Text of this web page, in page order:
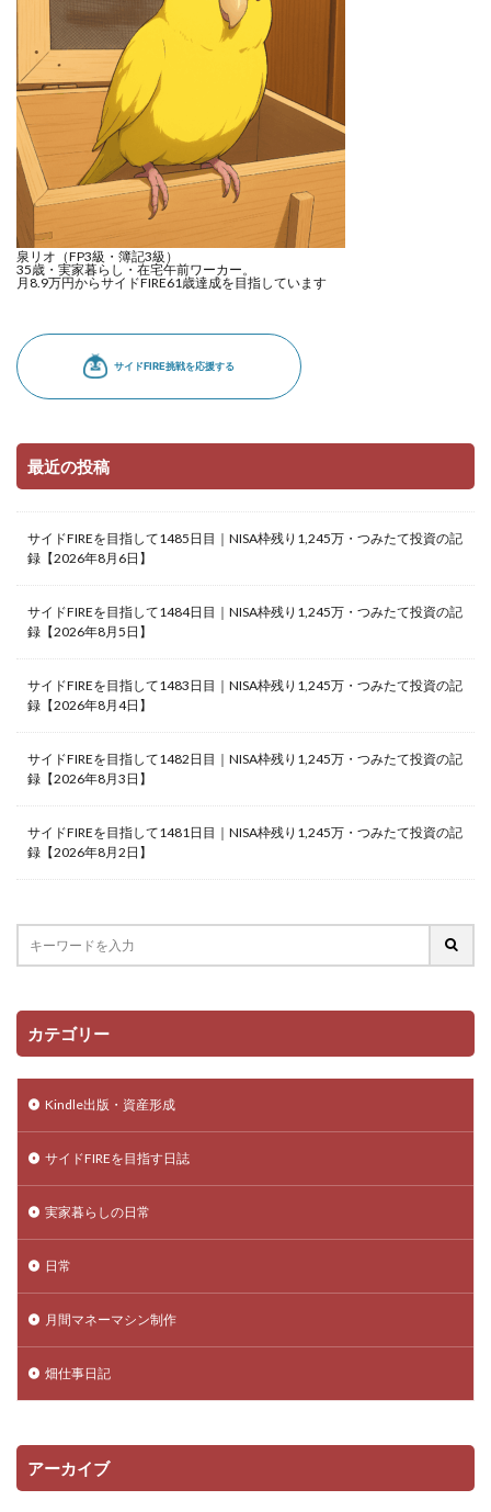
泉リオ（FP3級・簿記3級）
35歳・実家暮らし・在宅午前ワーカー。
月8.9万円からサイドFIRE61歳達成を目指しています
最近の投稿
サイドFIREを目指して1485日目｜NISA枠残り1,245万・つみたて投資の記
録【2026年8月6日】
サイドFIREを目指して1484日目｜NISA枠残り1,245万・つみたて投資の記
録【2026年8月5日】
サイドFIREを目指して1483日目｜NISA枠残り1,245万・つみたて投資の記
録【2026年8月4日】
サイドFIREを目指して1482日目｜NISA枠残り1,245万・つみたて投資の記
録【2026年8月3日】
サイドFIREを目指して1481日目｜NISA枠残り1,245万・つみたて投資の記
録【2026年8月2日】
カテゴリー
Kindle出版・資産形成
サイドFIREを目指す日誌
実家暮らしの日常
日常
月間マネーマシン制作
畑仕事日記
アーカイブ